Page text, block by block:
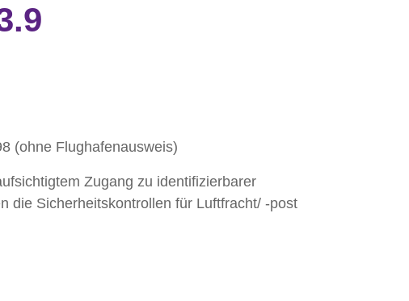
(ohne Flughafenausweis)
Zugang zu identifizierbarer
die Sicherheitskontrollen für Luftfracht/ -post